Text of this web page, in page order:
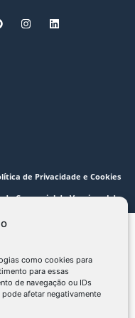
como cookies para
para essas
de navegação ou IDs
afetar negativamente
de Privacidade e Cookies
Comercial de Vernizes, Lda